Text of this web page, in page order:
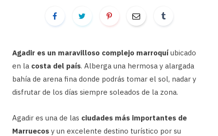
Agadir es un maravilloso complejo marroquíubicado
en la costa del país. Alberga una hermosa y alargada
bahía de arena fina donde podrás tomar el sol, nadar y
disfrutar de los días siempre soleados de la zona.
Agadir es una de las ciudades más importantes de
Marruecos y un excelente destino turístico por su